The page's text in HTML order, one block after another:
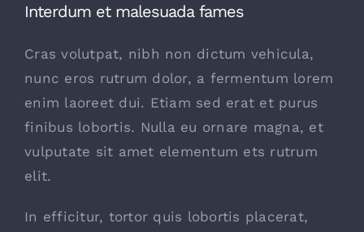
Interdum et malesuada fames
Cras volutpat, nibh non dictum vehicula,
nunc eros rutrum dolor, a fermentum lorem
enim laoreet dui. Etiam sed erat et purus
finibus lobortis. Nulla eu ornare magna, et
vulputate sit amet elementum ets rutrum
elit.
In efficitur, tortor quis lobortis placerat,